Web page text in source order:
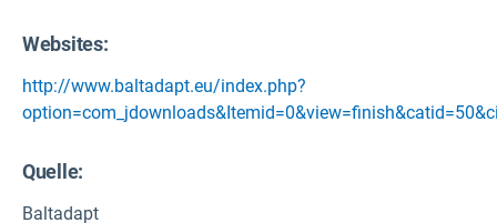
Websites:
http://www.baltadapt.eu/index.php?
Quelle:
Baltadapt